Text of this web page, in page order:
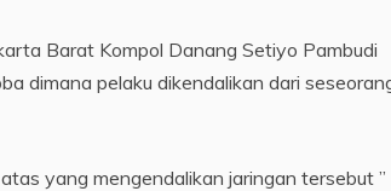
Barat Kompol Danang Setiyo Pambudi
dimana pelaku dikendalikan dari
yang mengendalikan jaringan tersebut ”